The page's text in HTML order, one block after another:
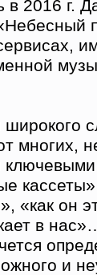
2016 г.
многих,
«как он
в
и